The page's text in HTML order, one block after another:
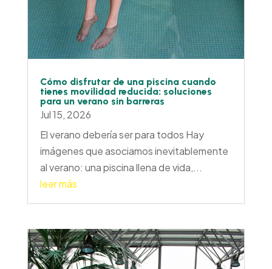
Cómo disfrutar de una piscina cuando
tienes movilidad reducida: soluciones
para un verano sin barreras
Jul 15, 2026
El verano debería ser para todos Hay
imágenes que asociamos inevitablemente
al verano: una piscina llena de vida,...
leer más